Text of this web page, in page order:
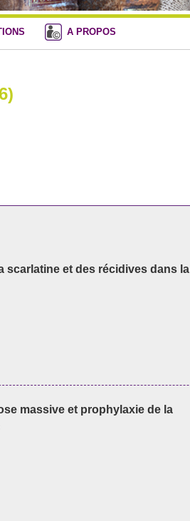
A PROPOS
scarlatine et des récidives dans la
massive et prophylaxie de la